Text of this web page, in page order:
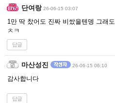
단여랑 26-06-15 03:07
1만 딱 찼어도 진짜 비쌌을텐뎅 그래
ㅊㅋ
답글
마산성진 26-06-15 06:10
감사합니다
답글